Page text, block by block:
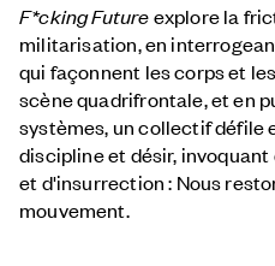
F*cking Futureexplore la
militarisation, en
qui façonnent les corps et
scène quadrifrontale, et en
systèmes, un collectif défile
discipline et désir,
et d'insurrection : Nous
mouvement.